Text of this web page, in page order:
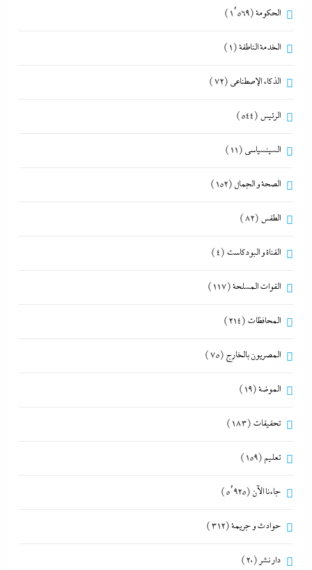
الحكومة(1٬569)
الخدمة الناطقة(1)
الذكاء الإصطناعي (72)
الرئيس (544)
السينسياسي (11)
الصحة و الجمال (152)
الطقس (82)
القناة و البودكاست (4)
القوات المسلحة(117)
المحافظات (214)
المصريون بالخارج (75)
الموضة(19)
تحقيقات (183)
تعليم (159)
جاءنا الآن (5٬925)
حوادث و جريمة(312)
دار نشر (20)